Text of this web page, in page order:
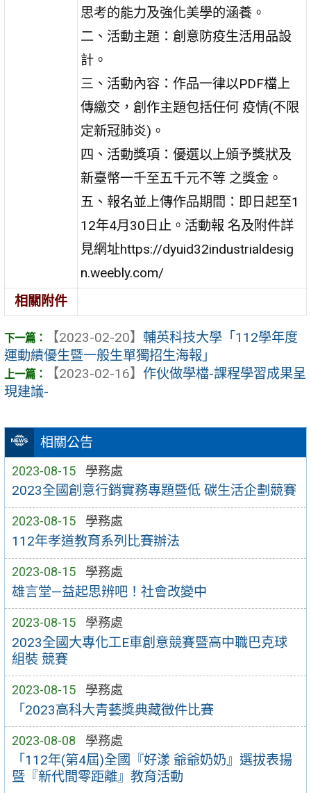
相關公告
2023-08-15 學務處
2023全國創意行銷實務專題暨低 碳生活企劃競賽
2023-08-15 學務處
112年孝道教育系列比賽辦法
2023-08-15 學務處
雄言堂—益起思辨吧！社會改變中
2023-08-15 學務處
2023全國大專化工E車創意競賽暨高中職巴克球
組裝 競賽
2023-08-15 學務處
「2023高科大青藝獎典藏徵件比賽
2023-08-08 學務處
「112年(第4屆)全國『好漾 爺爺奶奶』選拔表揚
暨『新代間零距離』教育活動
思考的能力及強化美學的涵養。
二、活動主題：創意防疫生活用品設
計。
三、活動內容：作品一律以PDF檔上
傳繳交，創作主題包括任何 疫情(不限
定新冠肺炎)。
四、活動獎項：優選以上頒予獎狀及
新臺幣一千至五千元不等 之獎金。
五、報名並上傳作品期間：即日起至1
12年4月30日止。活動報 名及附件詳
見網址https://dyuid32industrialdesig
n.weebly.com/
相關附件
【2023-02-20】 輔英科技大學「112學年度
運動績優生暨一般生單獨招生海報」
【2023-02-16】 作伙做學檔-課程學習成果呈
現建議-